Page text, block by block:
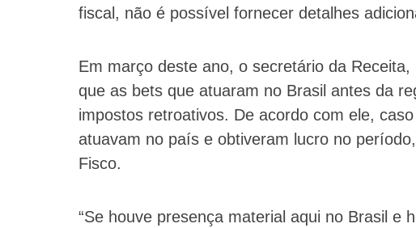
fiscal, não é possível fornecer detalhes
Em março deste ano, o secretário da
que as bets que atuaram no Brasil antes da
impostos retroativos. De acordo com ele,
atuavam no país e obtiveram lucro no
Fisco.
“Se houve presença material aqui no Brasil e